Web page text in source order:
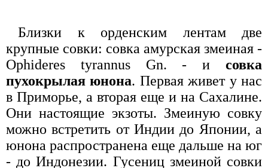
Близки к орденским лентам две
крупные совки: совка амурская змеиная -
Ophideres tyrannus Gn. - и совка
пухокрылая юнона. Первая живет у нас
в Приморье, а вторая еще и на Сахалине.
Они настоящие экзоты. Змеиную совку
можно встретить от Индии до Японии, а
юнона распространена еще дальше на юг
- до Индонезии. Гусениц змеиной совки